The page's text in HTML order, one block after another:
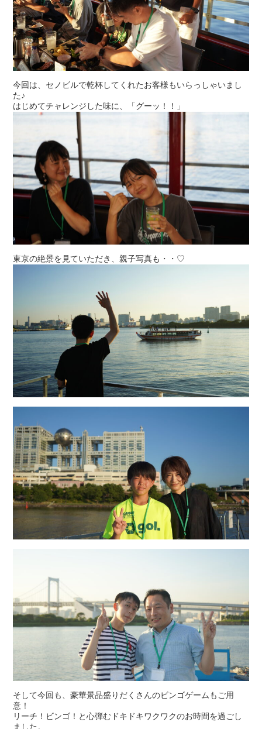
今回は、セノビルで乾杯してくれたお客様もいらっしゃいまし
た♪
はじめてチャレンジした味に、「グーッ！！」
東京の絶景を見ていただき、親子写真も・・♡
そして今回も、豪華景品盛りだくさんのビンゴゲームもご用
意！
リーチ！ビンゴ！と心弾むドキドキワクワクのお時間を過ごし
ました。